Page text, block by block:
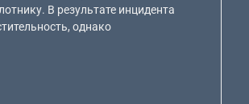
В результате инцидента
однако